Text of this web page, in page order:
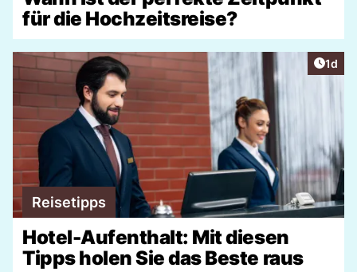
für die Hochzeitsreise?
1d
Reisetipps
Hotel-Aufenthalt: Mit diesen
Tipps holen Sie das Beste raus